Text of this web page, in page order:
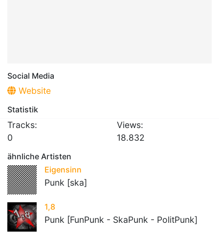
Social Media
Website
Statistik
Tracks:
0
Views:
18.832
ähnliche Artisten
Eigensinn
Punk [ska]
1,8
Punk [FunPunk - SkaPunk - PolitPunk]